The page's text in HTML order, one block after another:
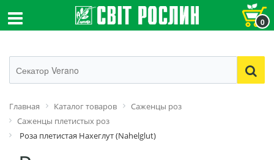
0
Главная Каталог товаров
Саженцы роз
Саженцы плетистых роз
Роза плетистая Нахеглут (Nahelglut)